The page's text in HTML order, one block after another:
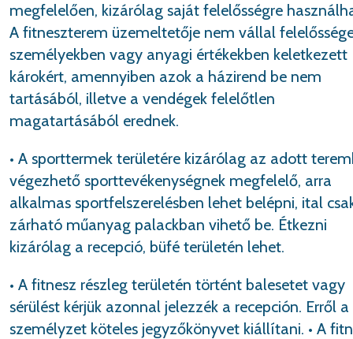
megfelelően, kizárólag saját felelősségre
A fitneszterem üzemeltetője nem vállal
személyekben vagy anyagi értékekben keletkezett
károkért, amennyiben azok a házirend be nem
tartásából, illetve a vendégek felelőtlen
magatartásából erednek.
• A sporttermek területére kizárólag az adott
végezhető sporttevékenységnek megfelelő, arra
alkalmas sportfelszerelésben lehet belépni, ital
zárható műanyag palackban vihető be. Étkezni
kizárólag a recepció, büfé területén lehet.
• A fitnesz részleg területén történt balesetet vagy
sérülést kérjük azonnal jelezzék a recepción. Erről a
személyzet köteles jegyzőkönyvet kiállítani. • A